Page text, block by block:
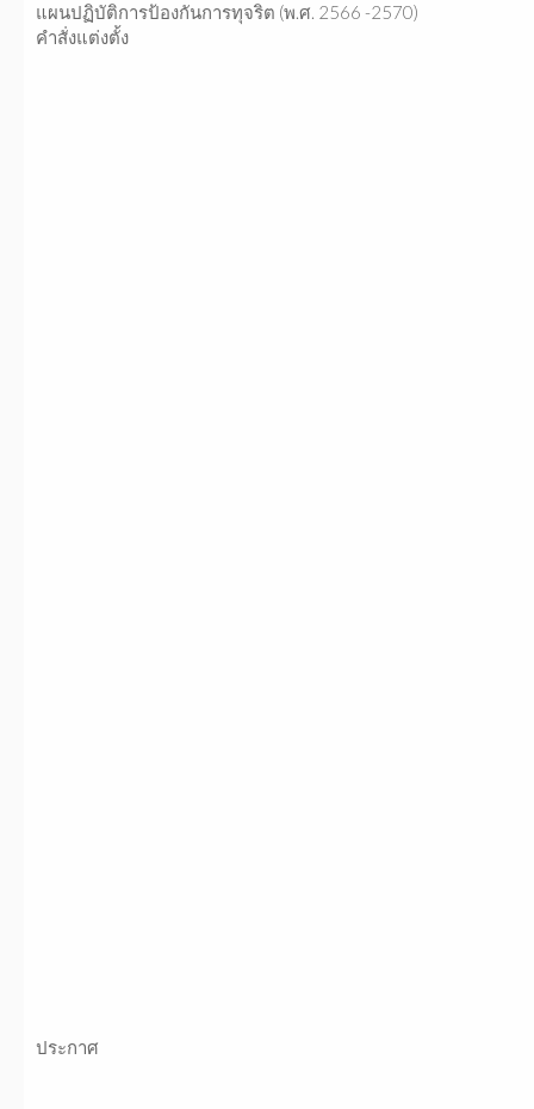
แผนปฏิบัติการป้องกันการทุจริต (พ.ศ. 2566 -2570)
คำสั่งแต่งตั้ง
ประกาศ